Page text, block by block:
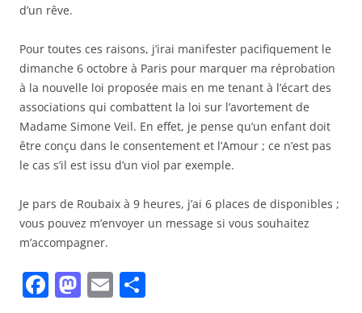
d’un rêve.
Pour toutes ces raisons, j’irai manifester pacifiquement le
dimanche 6 octobre à Paris pour marquer ma réprobation
à la nouvelle loi proposée mais en me tenant à l’écart des
associations qui combattent la loi sur l’avortement de
Madame Simone Veil. En effet, je pense qu’un enfant doit
être conçu dans le consentement et l’Amour ; ce n’est pas
le cas s’il est issu d’un viol par exemple.
Je pars de Roubaix à 9 heures, j’ai 6 places de disponibles ;
vous pouvez m’envoyer un message si vous souhaitez
m’accompagner.
F M E